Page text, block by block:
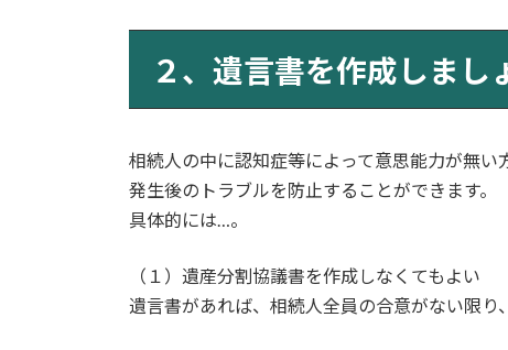
２、遺言書を作成しまし
相続人の中に認知症等によって意思能力が無
発生後のトラブルを防止することができます。
具体的には…。
（１）遺産分割協議書を作成しなくてもよい
遺言書があれば、相続人全員の合意がない限り